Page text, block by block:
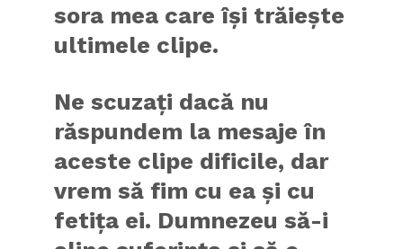
sora mea care își trăiește
ultimele clipe.
Ne scuzați dacă nu
răspundem la mesaje în
aceste clipe dificile, dar
vrem să fim cu ea și cu
fetița ei. Dumnezeu să-i